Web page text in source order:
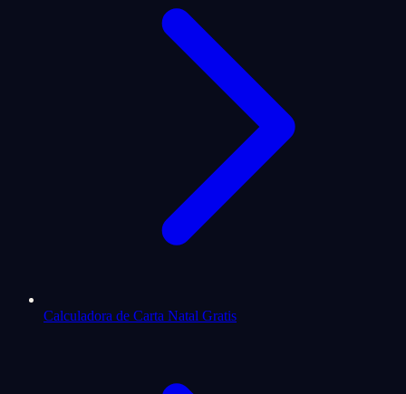
Calculadora de Carta Natal Gratis